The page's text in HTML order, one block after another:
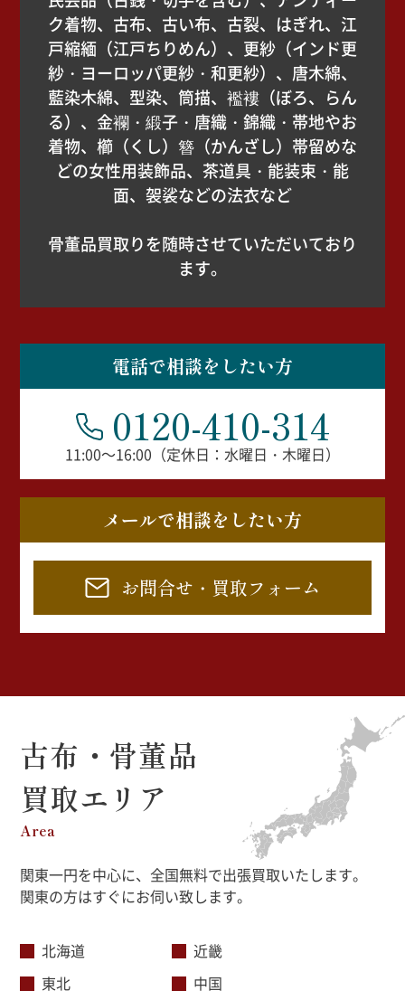
ク着物、古布、古い布、古裂、はぎれ、江
戸縮緬（江戸ちりめん）、更紗（インド更
紗・ヨーロッパ更紗・和更紗）、唐木綿、
藍染木綿、型染、筒描、襤褸（ぼろ、らん
る）、金襴・緞子・唐織・錦織・帯地やお
着物、櫛（くし）簪（かんざし）帯留めな
どの女性用装飾品、茶道具・能装束・能
面、袈裟などの法衣など
骨董品買取りを随時させていただいており
ます。
電話で相談をしたい方
0120-410-314
11:00～16:00（定休日：水曜日・木曜日）
メールで相談をしたい方
お問合せ・買取フォーム
古布・骨董品
買取エリア
Area
関東一円を中心に、全国無料で出張買取いたします。
関東の方はすぐにお伺い致します。
北海道
東北
近畿
中国